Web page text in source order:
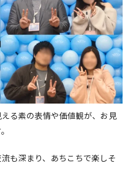
る素の表情や価値観が、お見
も深まり、あちこちで楽しそ